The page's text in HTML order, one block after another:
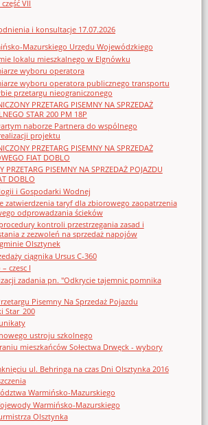
VII
i konsultacje 17.07.2026
Mazurskiego Urzędu Wojewódzkiego
lokalu mieszkalnego w Elgnówku
wyboru operatora
wyboru operatora publicznego transportu
przetargu nieograniczonego
PRZETARG PISEMNY NA SPRZEDAŻ
STAR 200 PM 18P
naborze Partnera do wspólnego
projektu
PRZETARG PISEMNY NA SPRZEDAŻ
FIAT DOBLO
PRZETARG PISEMNY NA SPRZEDAŻ POJAZDU
DOBLO
i Gospodarki Wodnej
zatwierdzenia taryf dla zbiorowego zaopatrzenia
odprowadzania ścieków
kontroli przestrzegania zasad i
z zezwoleń na sprzedaż napojów
Olsztynek
ciągnika Ursus C-360
czesc I
zadania pn. "Odkrycie tajemnic pomnika
Pisemny Na Sprzedaż Pojazdu
Star_200
ustroju szkolnego
mieszkańców Sołectwa Drwęck - wybory
ul. Behringa na czas Dni Olsztynka 2016
Warmińsko-Mazurskiego
Warmińsko-Mazurskiego
Olsztynka